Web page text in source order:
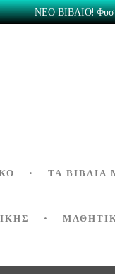
ΝΕΟ ΒΙΒΛΙΟ!
ΤΑ ΒΙΒΛΊΑ